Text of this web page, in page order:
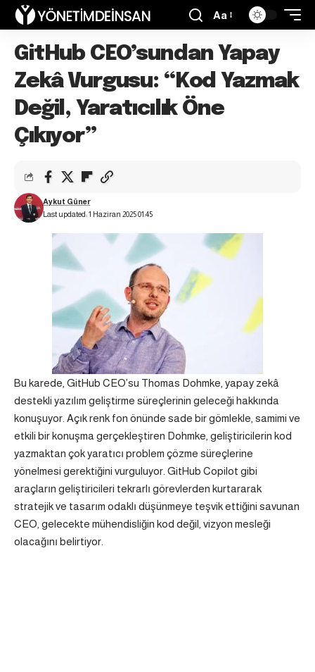
Aa
GitHub CEO’sundan Yapay
Zekâ Vurgusu: “Kod Yazmak
Değil, Yaratıcılık Öne
Çıkıyor”
Last updated: 1 Haziran 2025 01:45
Aykut Güner
Bu karede, GitHub CEO’su Thomas Dohmke, yapay zekâ
destekli yazılım geliştirme süreçlerinin geleceği hakkında
konuşuyor. Açık renk fon önünde sade bir gömlekle, samimi ve
etkili bir konuşma gerçekleştiren Dohmke, geliştiricilerin kod
yazmaktan çok yaratıcı problem çözme süreçlerine
yönelmesi gerektiğini vurguluyor. GitHub Copilot gibi
araçların geliştiricileri tekrarlı görevlerden kurtararak
stratejik ve tasarım odaklı düşünmeye teşvik ettiğini savunan
CEO, gelecekte mühendisliğin kod değil, vizyon mesleği
olacağını belirtiyor.